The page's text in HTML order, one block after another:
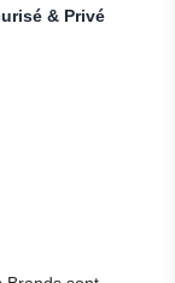
& Privé